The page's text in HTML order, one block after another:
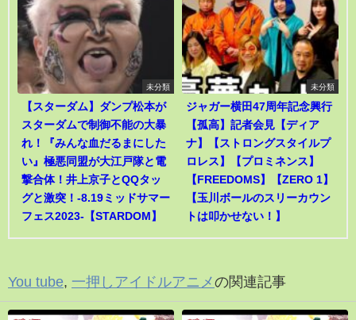
未分類
【スターダム】ダンプ松本が
スターダムで制御不能の大暴
れ！『みんな血だるまにした
い』極悪同盟が大江戸隊と電
撃合体！井上京子とQQタッ
グと激突！-8.19ミッドサマー
フェス2023-【STARDOM】
未分類
ジャガー横田47周年記念興行
【孤高】記者会見【ディア
ナ】【ストロングスタイルプ
ロレス】【プロミネンス】
【FREEDOMS】【ZERO 1】
【玉川ボールのスリーカウン
トは叩かせない！】
You tube, 一押しアイドルアニメの関連記事